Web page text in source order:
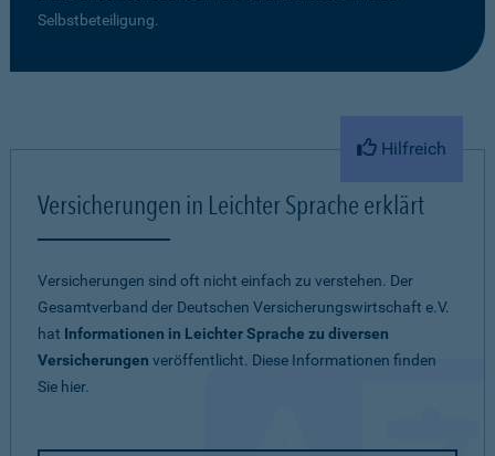
Selbstbeteiligung.
Hilfreich
Versicherungen in Leichter Sprache erklärt
Versicherungen sind oft nicht einfach zu verstehen. Der
Gesamtverband der Deutschen Versicherungswirtschaft e.V.
hat Informationen in Leichter Sprache zu diversen
Versicherungen veröffentlicht. Diese Informationen finden
Sie hier.